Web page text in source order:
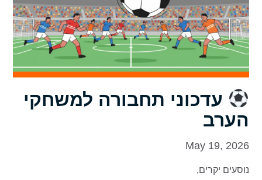
עדכוני תחבורה למשחקי
הערב
May 19, 2026
נוסעים יקרים,